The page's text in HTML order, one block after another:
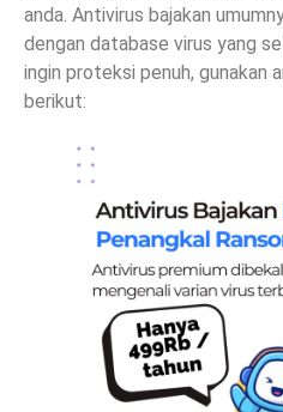
anda. Antivirus bajakan
dengan database virus yang
ingin proteksi penuh, gunakan
berikut: